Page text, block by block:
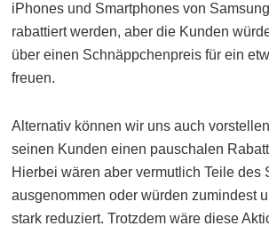
iPhones und Smartphones von
rabattiert werden, aber die Kunden
über einen Schnäppchenpreis für ein
freuen.
Alternativ können wir uns auch
seinen Kunden einen pauschalen
Hierbei wären aber vermutlich Teile des
ausgenommen oder würden zumindest
stark reduziert. Trotzdem wäre diese